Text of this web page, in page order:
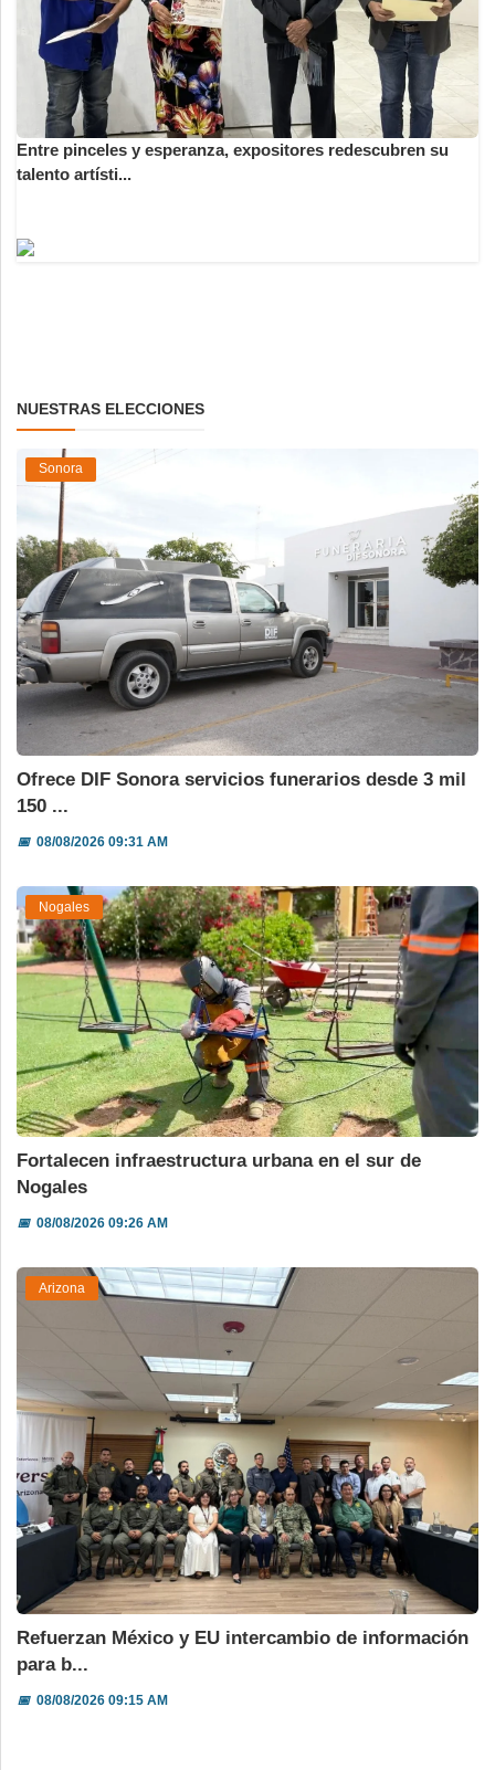
Entre pinceles y esperanza, expositores redescubren su
talento artísti...
NUESTRAS ELECCIONES
Sonora
Ofrece DIF Sonora servicios funerarios desde 3 mil
150 ...
📅08/08/2026 09:31 AM
Nogales
Fortalecen infraestructura urbana en el sur de
Nogales
📅08/08/2026 09:26 AM
Arizona
Refuerzan México y EU intercambio de información
para b...
📅08/08/2026 09:15 AM